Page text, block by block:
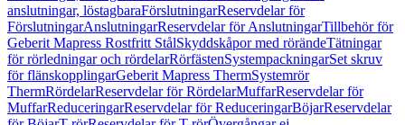
anslutningar, löstagbaraFörslutningarReservdelar för
FörslutningarAnslutningarReservdelar för AnslutningarTillbehör för
Geberit Mapress Rostfritt StålSkyddskåpor med rörändeTätningar
för rörledningar och rördelarRörfästenSystempackningarSet skruv
för flänskopplingarGeberit Mapress ThermSystemrör
ThermRördelarReservdelar för RördelarMuffarReservdelar för
MuffarReduceringarReservdelar för ReduceringarBöjarReservdelar